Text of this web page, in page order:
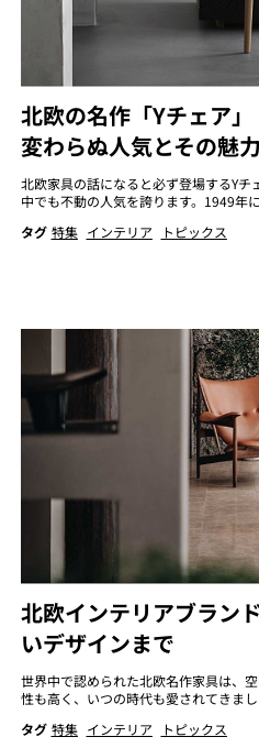
北欧の名作「Yチェア」
変わらぬ人気とその魅
北欧家具の話になると必ず登場するY
中でも不動の人気を誇ります。1949年
タグ 特集 インテリア
トピックス
北欧インテリアブラン
いデザインまで
世界中で認められた北欧名作家具は、
性も高く、いつの時代も愛されてきま
タグ 特集 インテリア
トピックス